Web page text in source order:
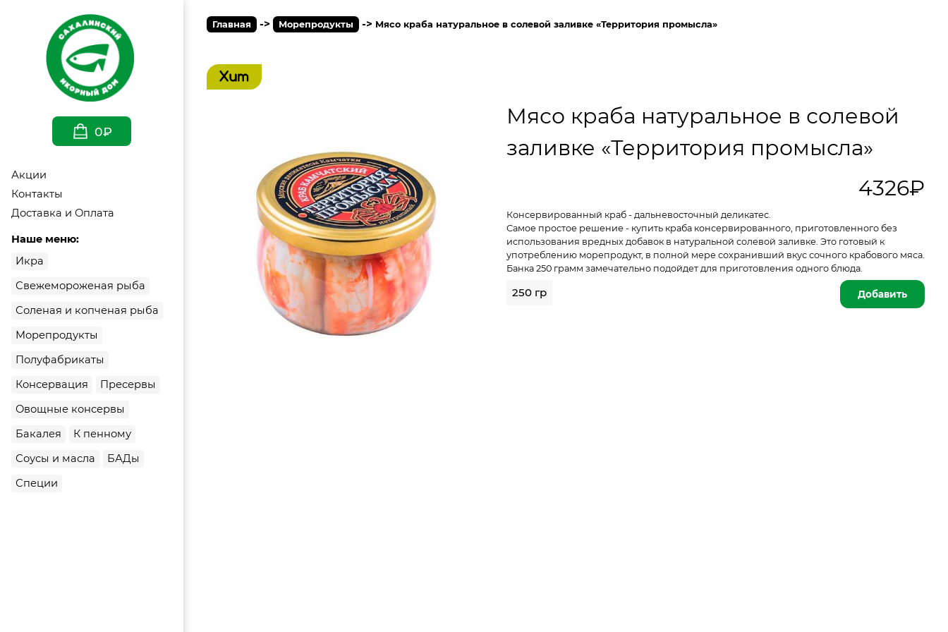
0₽
Акции
Контакты
Доставка и Оплата
Наше меню:
Икра
Свежемороженая рыба
Соленая и копченая рыба
Морепродукты
Полуфабрикаты
Консервация
Пресервы
Овощные консервы
Бакалея
К пенному
Соусы и масла
БАДы
Специи
Главная -> Морепродукты -> Мясо краба натуральное в солевой заливке «Территория промысла»
Мясо краба натуральное в солевой
заливке «Территория промысла»
4326₽
Консервированный краб - дальневосточный деликатес.
Самое простое решение - купить краба консервированного, приготовленного без
использования вредных добавок в натуральной солевой заливке. Это готовый к
употреблению морепродукт, в полной мере сохранивший вкус сочного крабового мяса.
Банка 250 грамм замечательно подойдет для приготовления одного блюда.
250 гр Добавить